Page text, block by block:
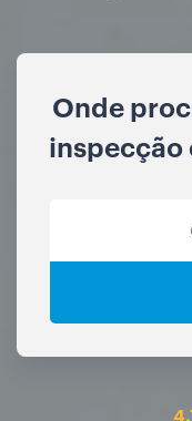
Onde
inspecção